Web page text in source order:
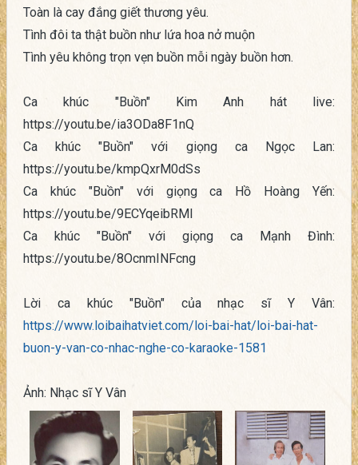
Toàn là cay đắng giết thương yêu.
Tình đôi ta thật buồn như lứa hoa nở muộn
Tình yêu không trọn vẹn buồn mỗi ngày buồn hơn.
Ca khúc "Buồn" Kim Anh hát live:
https://youtu.be/ia3ODa8F1nQ
Ca khúc "Buồn" với giọng ca Ngọc Lan:
https://youtu.be/kmpQxrM0dSs
Ca khúc "Buồn" với giọng ca Hồ Hoàng Yến:
https://youtu.be/9ECYqeibRMI
Ca khúc "Buồn" với giọng ca Mạnh Đình:
https://youtu.be/8OcnmINFcng
Lời ca khúc "Buồn" của nhạc sĩ Y Vân:
https://www.loibaihatviet.com/loi-bai-hat/loi-bai-hat-
buon-y-van-co-nhac-nghe-co-karaoke-1581
Ảnh: Nhạc sĩ Y Vân